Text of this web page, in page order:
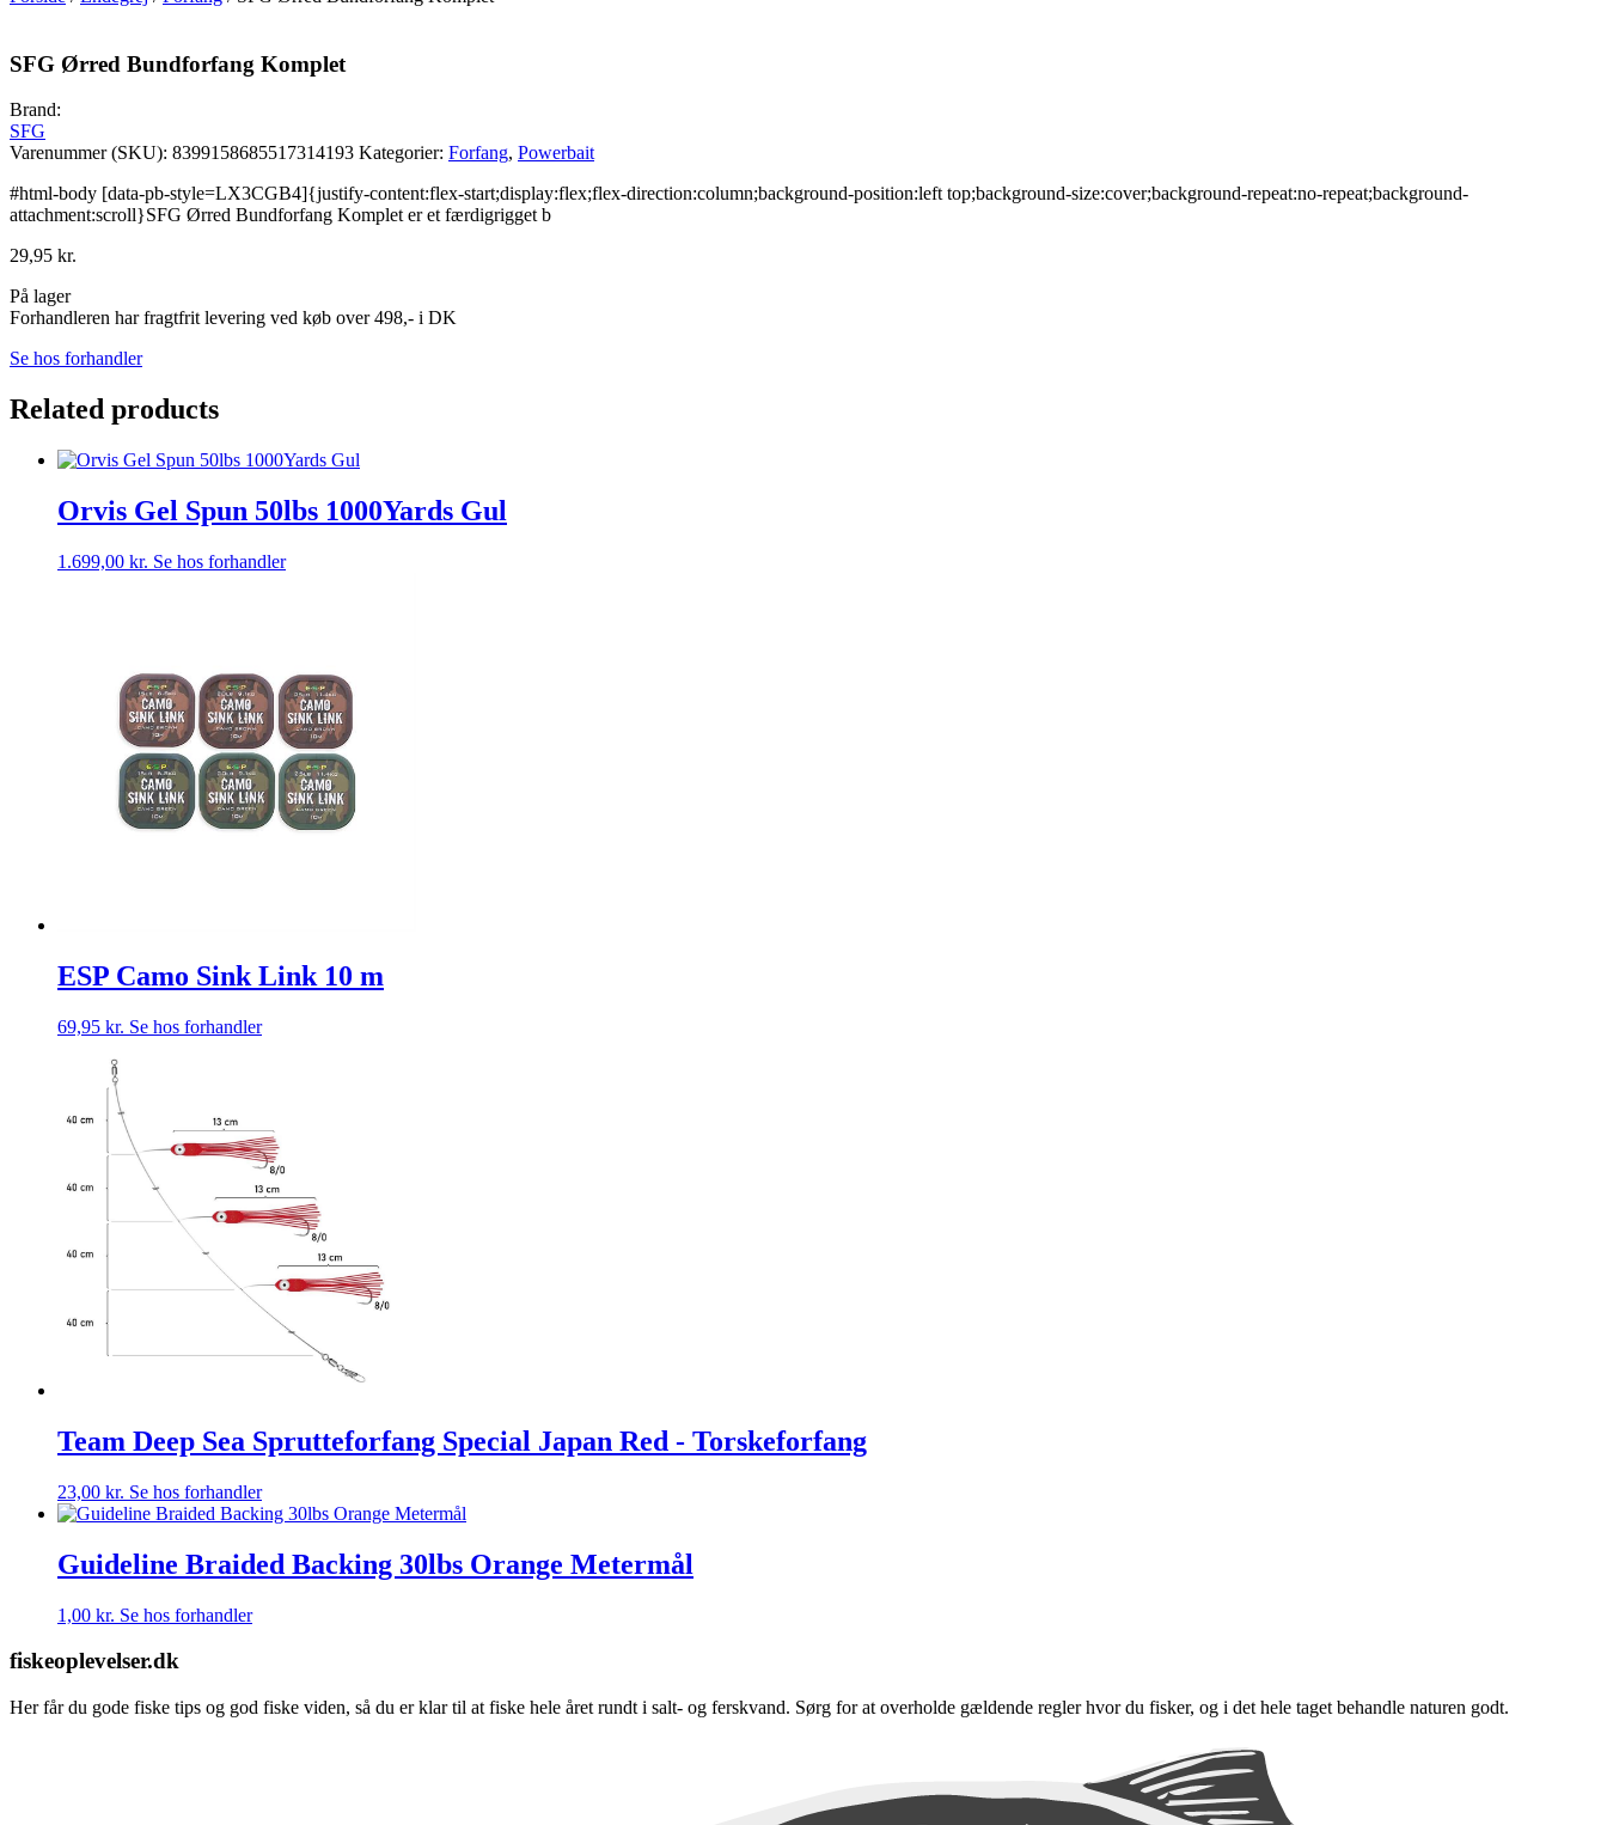
SFG Ørred Bundforfang Komplet
Brand:
SFG
Varenummer (SKU): 8399158685517314193 Kategorier: Forfang, Powerbait
#html-body [data-pb-style=LX3CGB4]{justify-content:flex-start;display:flex;flex-direction:column;background-position:left top;background-size:cover;background-repeat:no-repeat;background-
attachment:scroll}SFG Ørred Bundforfang Komplet er et færdigrigget b
29,95 kr.
På lager
Forhandleren har fragtfrit levering ved køb over 498,- i DK
Se hos forhandler
Related products
Orvis Gel Spun 50lbs 1000Yards Gul
1.699,00 kr. Se hos forhandler
ESP Camo Sink Link 10 m
69,95 kr. Se hos forhandler
Team Deep Sea Sprutteforfang Special Japan Red - Torskeforfang
23,00 kr. Se hos forhandler
Guideline Braided Backing 30lbs Orange Metermål
1,00 kr. Se hos forhandler
fiskeoplevelser.dk
Her får du gode fiske tips og god fiske viden, så du er klar til at fiske hele året rundt i salt- og ferskvand. Sørg for at overholde gældende regler hvor du fisker, og i det hele taget behandle naturen godt.